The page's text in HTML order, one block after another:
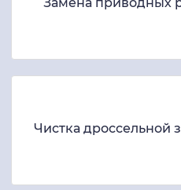
Чистка дроссельной